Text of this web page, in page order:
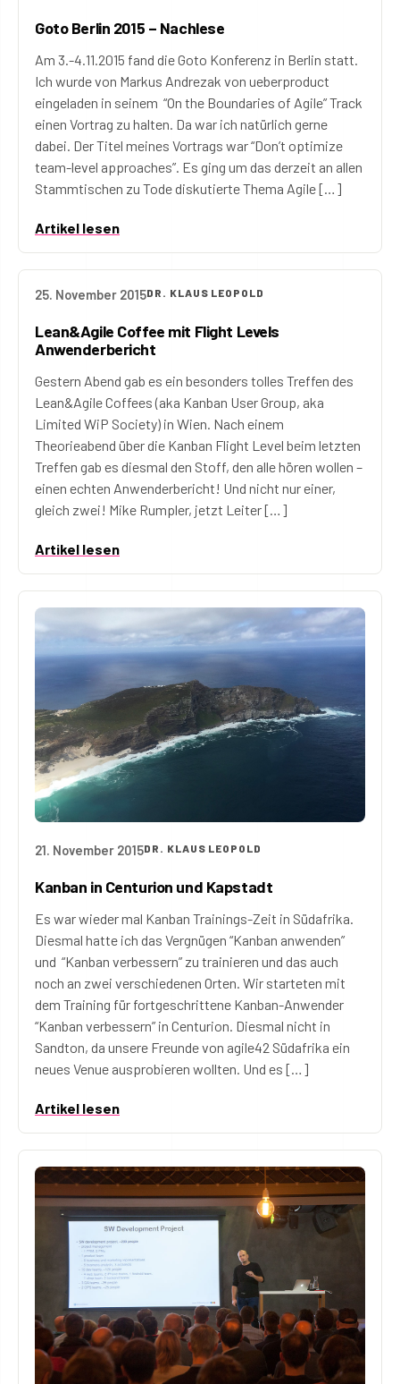
Goto Berlin 2015 – Nachlese
Am 3.-4.11.2015 fand die Goto Konferenz in Berlin statt.
Ich wurde von Markus Andrezak von ueberproduct
eingeladen in seinem “On the Boundaries of Agile” Track
einen Vortrag zu halten. Da war ich natürlich gerne
dabei. Der Titel meines Vortrags war “Don’t optimize
team-level approaches”. Es ging um das derzeit an allen
Stammtischen zu Tode diskutierte Thema Agile […]
Artikel lesen
25. November 2015DR. KLAUS LEOPOLD
Lean&Agile Coffee mit Flight Levels
Anwenderbericht
Gestern Abend gab es ein besonders tolles Treffen des
Lean&Agile Coffees (aka Kanban User Group, aka
Limited WiP Society) in Wien. Nach einem
Theorieabend über die Kanban Flight Level beim letzten
Treffen gab es diesmal den Stoff, den alle hören wollen –
einen echten Anwenderbericht! Und nicht nur einer,
gleich zwei! Mike Rumpler, jetzt Leiter […]
Artikel lesen
21. November 2015DR. KLAUS LEOPOLD
Kanban in Centurion und Kapstadt
Es war wieder mal Kanban Trainings-Zeit in Südafrika.
Diesmal hatte ich das Vergnügen “Kanban anwenden”
und “Kanban verbessern” zu trainieren und das auch
noch an zwei verschiedenen Orten. Wir starteten mit
dem Training für fortgeschrittene Kanban-Anwender
“Kanban verbessern” in Centurion. Diesmal nicht in
Sandton, da unsere Freunde von agile42 Südafrika ein
neues Venue ausprobieren wollten. Und es […]
Artikel lesen